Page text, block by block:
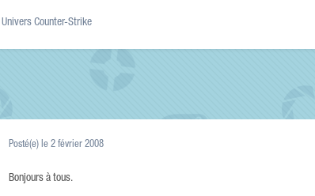
Univers Counter-Strike
Posté(e) le 2 février 2008
Bonjours à tous.